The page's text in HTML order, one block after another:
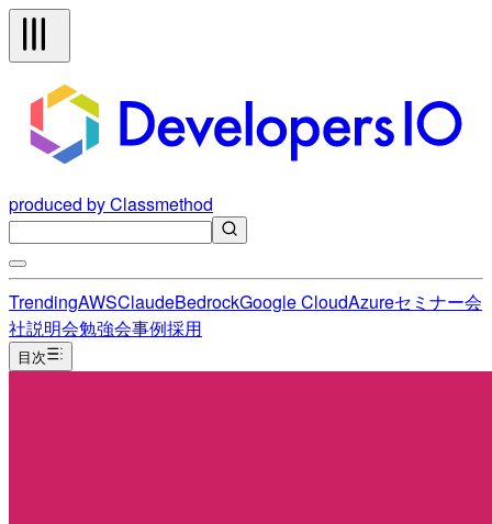
produced by Classmethod
TrendingAWSClaudeBedrockGoogle CloudAzureセミナー会
社説明会勉強会事例採用
目次